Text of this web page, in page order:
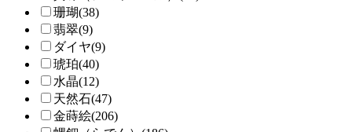
珊瑚(38)
翡翠(9)
ダイヤ(9)
琥珀(40)
水晶(12)
天然石(47)
金蒔絵(206)